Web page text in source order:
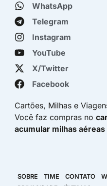
WhatsApp
Telegram
Instagram
YouTube
X/Twitter
Facebook
Cartões, Milhas e
Você faz compras no
acumular milhas
SOBRE TIME CONTATO